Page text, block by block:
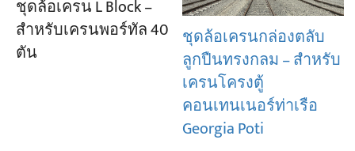
ชุดล้อเครน L Block –
สำหรับเครนพอร์ทัล 40
ตัน
ชุดล้อเครนกล่องตลับ
ลูกปืนทรงกลม – สำหรับ
เครนโครงตู้
คอนเทนเนอร์ท่าเรือ
Georgia Poti